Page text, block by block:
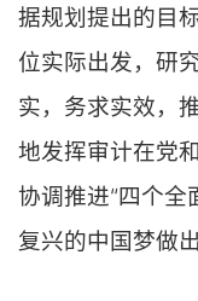
据规划提出的目
位实际出发，研
实，务求实效，
地发挥审计在党
协调推进“四个全
复兴的中国梦做